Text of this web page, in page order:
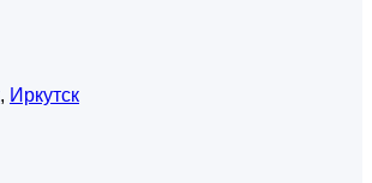
, Иркутск